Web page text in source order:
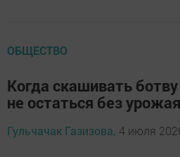
ОБЩЕСТВО
Когда скашивать
не остаться без урожая
Гульчачак Газизова, 4 июля